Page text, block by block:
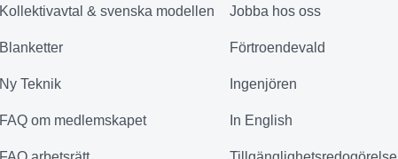
Kollektivavtal & svenska modellen
Blanketter
Ny Teknik
FAQ om medlemskapet
Jobba hos oss
Förtroendevald
Ingenjören
In English